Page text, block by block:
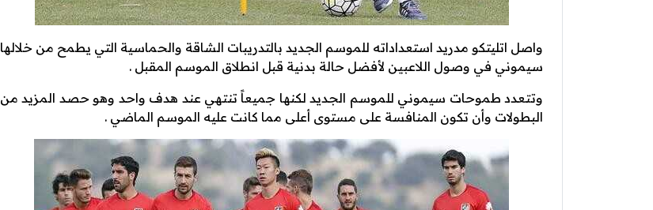
واصل اتليتكو مدريد استعداداته للموسم الجديد بالتدريبات الشاقة والحماسية التي يطمح من خلالها
سيموني في وصول اللاعبين لأفضل حالة بدنية قبل انطلاق الموسم المقبل .
وتتعدد طموحات سيموني للموسم الجديد لكنها جميعاً تنتهي عند هدف واحد وهو حصد المزيد من
البطولات وأن تكون المنافسة على مستوى أعلى مما كانت عليه الموسم الماضي .